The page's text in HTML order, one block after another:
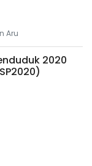
Aru
2020